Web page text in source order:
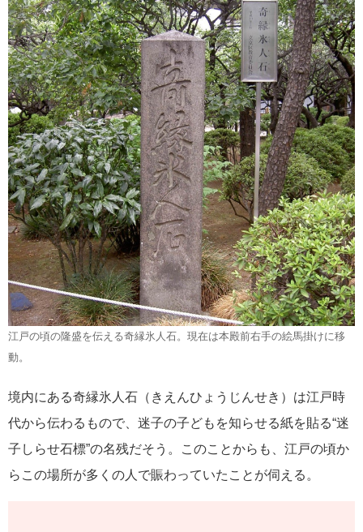
江戸の頃の隆盛を伝える奇縁氷人石。現在は本殿前右手の絵馬掛けに移
動。
境内にある奇縁氷人石（きえんひょうじんせき）は江戸時
代から伝わるもので、迷子の子どもを知らせる紙を貼る“迷
子しらせ石標”の名残だそう。このことからも、江戸の頃か
らこの場所が多くの人で賑わっていたことが伺える。